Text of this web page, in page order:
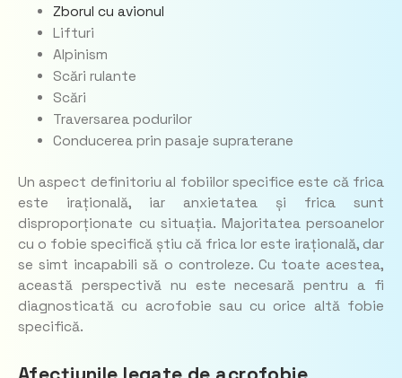
Zborul cu avionul
Lifturi
Alpinism
Scări rulante
Scări
Traversarea podurilor
Conducerea prin pasaje supraterane
Un aspect definitoriu al fobiilor specifice este că frica
este irațională, iar anxietatea și frica sunt
disproporționate cu situația. Majoritatea persoanelor
cu o fobie specifică știu că frica lor este irațională, dar
se simt incapabili să o controleze. Cu toate acestea,
această perspectivă nu este necesară pentru a fi
diagnosticată cu acrofobie sau cu orice altă fobie
specifică.